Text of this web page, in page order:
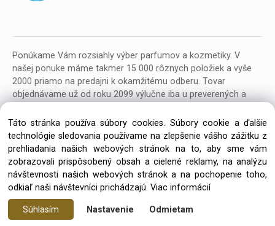
Ponúkame Vám rozsiahly výber parfumov a kozmetiky. V
našej ponuke máme takmer 15 000 rôznych položiek a vyše
2000 priamo na predajni k okamžitému odberu. Tovar
objednávame už od roku 2099 výlučne iba u preverených a
Copyright © 2026 Parfumeria ORION, All rights reserved
Táto stránka používa súbory cookies. Súbory cookie a ďalšie
technológie sledovania používame na zlepšenie vášho zážitku z
prehliadania našich webových stránok na to, aby sme vám
zobrazovali prispôsobený obsah a cielené reklamy, na analýzu
návštevnosti našich webových stránok a na pochopenie toho,
odkiaľ naši návštevníci prichádzajú. Viac informácií
Súhlasím Nastavenie Odmietam